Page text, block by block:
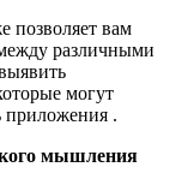
позволяет вам
различными
могут
приложения .
мышления